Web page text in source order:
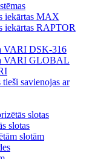
iekārtas MAX
iekārtas RAPTOR
VARI DSK-316
VARI GLOBAL
savienojas ar
slotas
slotas
slotām